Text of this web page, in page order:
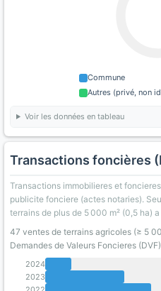
Commune
Autres (privé, non
Voir les données en tableau
Transactions foncières
Transactions immobilieres et
publicite fonciere (actes notaries).
terrains de plus de 5 000 m² (0,5 ha)
47 ventes de terrains agricoles (≥ 5
Demandes de Valeurs Foncieres
2024
2023